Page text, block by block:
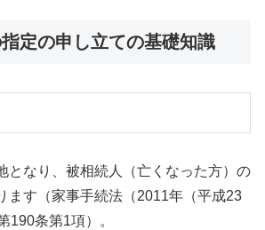
定の申し立ての基礎知識
なり、被相続人（亡くなった方）の
ます（家事手続法（2011年（平成23
190条第1項）。